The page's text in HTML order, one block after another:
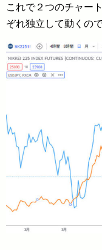
これで２つのチャー
ぞれ独立して動くの